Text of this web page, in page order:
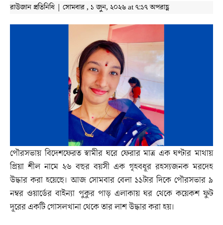
রাউজান প্রতিনিধি | সোমবার , ১ জুন, ২০২৬ at ৭:১৭ অপরাহ্ণ
পৌরসভায় বিদেশফেরত স্বামীর ঘরে ফেরার মাত্র এক ঘণ্টার মাথায়
প্রিয়া শীল নামে ২৬ বছর বয়সী এক গৃহবধূর রহস্যজনক মরদেহ
উদ্ধার করা হয়েছে। আজ সোমবার বেলা ১১টার দিকে পৌরসভার ৯
নম্বর ওয়ার্ডের বাইন্যা পুকুর পাড় এলাকায় ঘর থেকে কয়েকশ ফুট
দূরের একটি গোসলখানা থেকে তার লাশ উদ্ধার করা হয়।